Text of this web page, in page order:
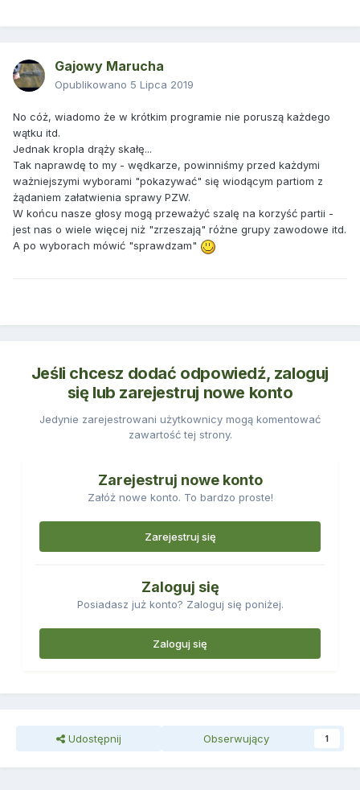
Gajowy Marucha
Opublikowano 5 Lipca 2019
No cóż, wiadomo że w krótkim programie nie poruszą każdego
wątku itd.
Jednak kropla drąży skałę...
Tak naprawdę to my - wędkarze, powinniśmy przed każdymi
ważniejszymi wyborami "pokazywać" się wiodącym partiom z
żądaniem załatwienia sprawy PZW.
W końcu nasze głosy mogą przeważyć szalę na korzyść partii -
jest nas o wiele więcej niż "zrzeszają" różne grupy zawodowe itd.
A po wyborach mówić "sprawdzam"
Jeśli chcesz dodać odpowiedź, zaloguj
się lub zarejestruj nowe konto
Jedynie zarejestrowani użytkownicy mogą komentować
zawartość tej strony.
Zarejestruj nowe konto
Załóż nowe konto. To bardzo proste!
Zarejestruj się
Zaloguj się
Posiadasz już konto? Zaloguj się poniżej.
Zaloguj się
Udostępnij Obserwujący 1